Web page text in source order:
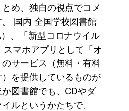
め、独自の視点でコメ
国内 全国学校図書館
、「新型コロナウイル
マホアプリとして「オ
サービス（無料・有料
を提供しているものが
図書館でも、CDやダ
ルというかたちで、